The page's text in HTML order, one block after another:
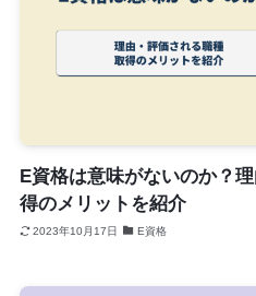
E資格は意味がないのか？
得のメリットを紹介
2023年10月17日 E資格